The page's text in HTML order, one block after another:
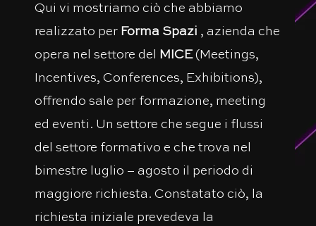
Qui vi mostriamo ciò che abbiamo
realizzato per Forma Spazi , azienda che
opera nel settore del
MICE(Meetings,
Incentives, Conferences, Exhibitions),
offrendo sale per formazione, meeting
ed eventi. Un settore che segue i flussi
del settore formativo e che trova nel
bimestre luglio – agosto il periodo di
maggiore richiesta. Constatato ciò, la
richiesta iniziale prevedeva la